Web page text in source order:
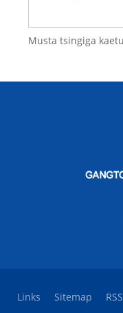
Links Sitemap RSS